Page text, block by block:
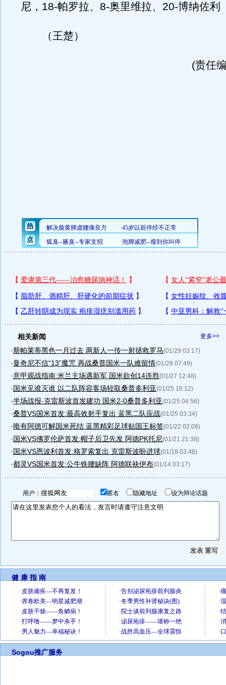
尼，18-帕罗拉、8-奥里维拉、20-博纳佐利
（王楚）
(责任
更多>>
相关新闻
·斯帕莱蒂黑色一月过去 两新人一传一射拯救罗马(01/29 03:17)
·曼奇尼不信“13”魔咒 再战桑普国米一队难留情(01/28 07:49)
·意甲观战指南:米兰主场遇新军 国米欲创14连胜(01/27 12:48)
·国米见谁灭谁 以二队阵容客场轻取桑普多利亚(01/25 16:12)
·半场战报-克雷斯波首发建功 国米2-0桑普多利亚(01/25 04:56)
·桑普VS国米首发:最高效射手复出 蓝黑二队应战(01/25 03:34)
·唯有阿德可解国米死结 蓝黑精彩足球贴国王标签(01/22 02:08)
·国米VS佛罗伦萨首发:帽子后卫先发 阿德PK托尼(01/21 21:38)
·国米VS恩波利首发:格罗索复出 克雷斯波盼进球(01/18 03:48)
·都灵VS国米首发:公牛铁腰缺阵 阿德联袂伊布(01/14 03:17)
用户： 匿名 隐藏地址 设为辩论话题
健 康 指 南
Sogou推广服务